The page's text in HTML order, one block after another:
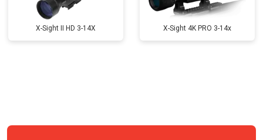
X-Sight II HD 3-14X X-Sight 4K PRO 3-14x